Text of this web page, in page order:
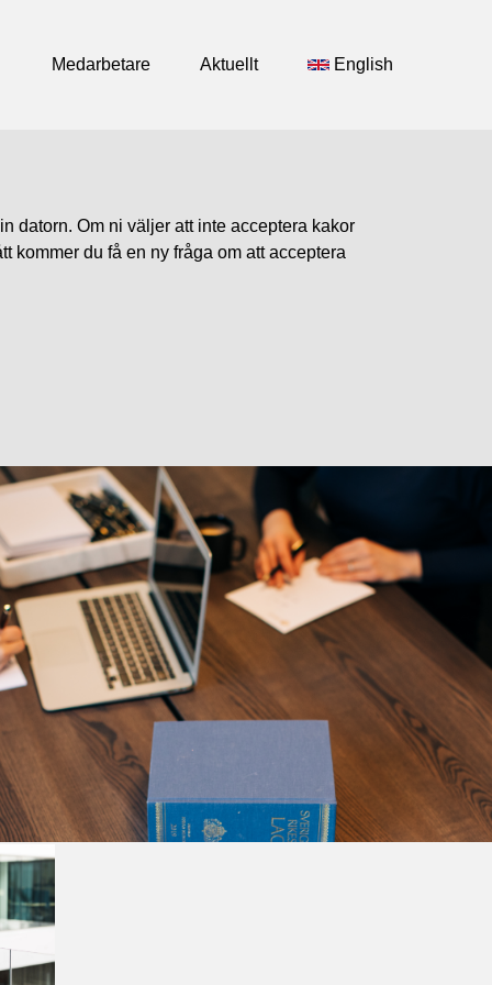
Medarbetare Aktuellt English
datorn. Om ni väljer att inte acceptera kakor
kommer du få en ny fråga om att acceptera